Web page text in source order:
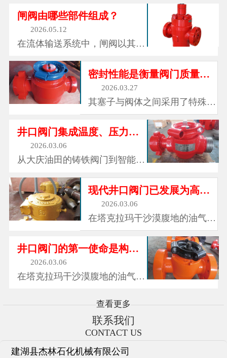
防止闸...
而驱动闸板在阀体内做垂直升降
运动。当闸板完全升起时，流体
可沿阀体通道顺畅通过，此时阀
门处于全开状态;当闸板下降至
与阀座完全贴合时，流体被阻
断，阀...
闸阀由哪些部件组成？
2026.05.12
在流体输送系统中，闸阀以其结
良的特点，成为各行各业不可或
缺的控制设备。它默默伫立在管
道之间，通过启闭闸板来控制流
体的通断，调节流量大小，守护
政供...
密封性能是衡量阀门质量的重要指标之一
2026.03.27
其塞子与阀体之间采用了特殊的
密封设计，通常采用橡胶、聚四
氟乙烯等优质密封材料，能够形
成可靠的密封屏障，有效防止介
质泄漏。无论是气体、液体还是
腐蚀性介质，旋塞阀都能紧紧锁
住，确保流体在管道中安全运
行。...
井口阀门集成温度、压力、振动等16类传感器
2026.03.06
从大庆油田的铸铁阀门到智能油
到系统控制枢纽，井口阀门的进
化史折射出中国能源工业的转型
升级。据统计，2025年全球智能
井口阀门市场规模将突破80亿美
现代井口阀门已发展为高精度流量控制系统
2026.03.06
在塔克拉玛干沙漠腹地的油气钻
井平台上，在渤海湾海底3000米
深的油气管道中，在四川盆地页
岩气井的数字化控制中心里，井
口阀门正以每秒数次的精准动
作，调控着地下能源的流动。这
些看似普通的金属装置，实则是
油...
井口阀门的第一使命是构建多重安全防护体系
2026.03.06
在塔克拉玛干沙漠腹地的油气钻
深的油气管道中，在四川盆地页
岩气井的数字化控制中心里，井
口阀门正以每秒数次的精准动
些看似普通的金属装置，实则是
查看更多
联系我们
CONTACT US
建湖县杰林石化机械有限公司